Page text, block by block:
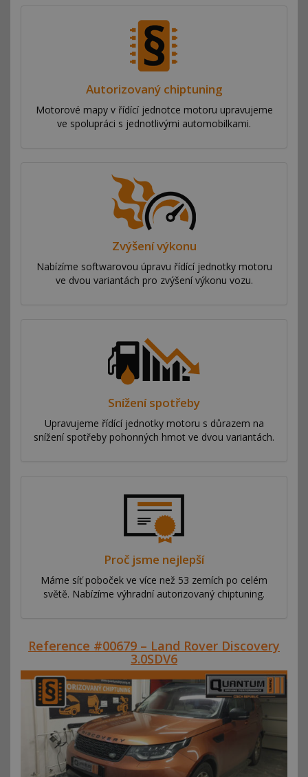
Autorizovaný chiptuning
Motorové mapy v řídící jednotce motoru upravujeme
ve spolupráci s jednotlivými automobilkami.
Zvýšení výkonu
Nabízíme softwarovou úpravu řídící jednotky motoru
ve dvou variantách pro zvýšení výkonu vozu.
Snížení spotřeby
Upravujeme řídící jednotky motoru s důrazem na
snížení spotřeby pohonných hmot ve dvou variantách.
Proč jsme nejlepší
Máme síť poboček ve více než 53 zemích po celém
světě. Nabízíme výhradní autorizovaný chiptuning.
Reference #00679 – Land Rover Discovery
3.0SDV6